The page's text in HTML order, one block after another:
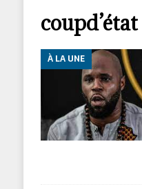
À LA UNE